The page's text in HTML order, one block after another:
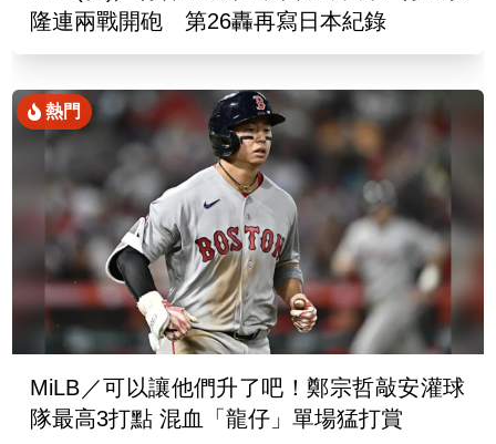
隆連兩戰開砲 第26轟再寫日本紀錄
熱門
MiLB／可以讓他們升了吧！鄭宗哲敲安灌球
隊最高3打點 混血「龍仔」單場猛打賞